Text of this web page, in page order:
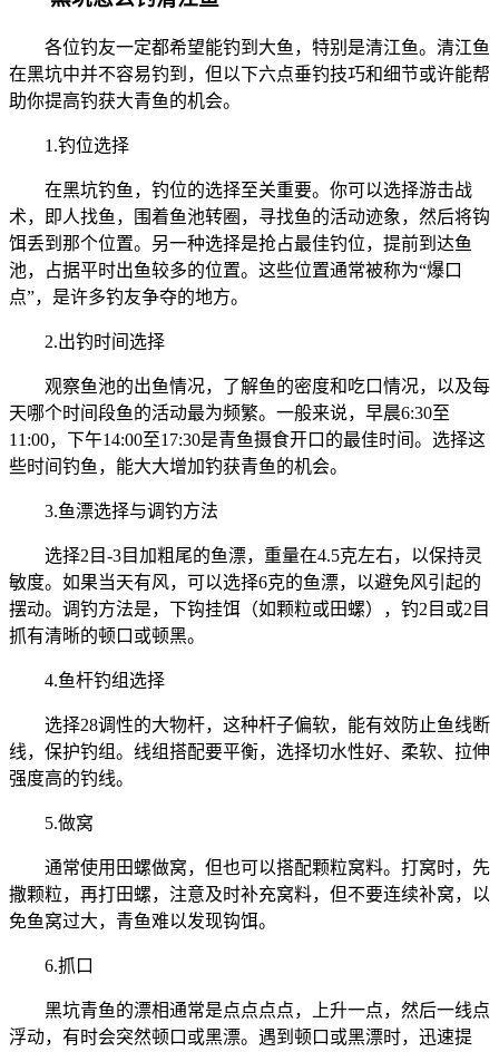
各位钓友一定都希望能钓到大鱼，特别是清江鱼。清江鱼
在黑坑中并不容易钓到，但以下六点垂钓技巧和细节或许能帮
助你提高钓获大青鱼的机会。
1.钓位选择
在黑坑钓鱼，钓位的选择至关重要。你可以选择游击战
术，即人找鱼，围着鱼池转圈，寻找鱼的活动迹象，然后将钩
饵丢到那个位置。另一种选择是抢占最佳钓位，提前到达鱼
池，占据平时出鱼较多的位置。这些位置通常被称为“爆口
点”，是许多钓友争夺的地方。
2.出钓时间选择
观察鱼池的出鱼情况，了解鱼的密度和吃口情况，以及每
天哪个时间段鱼的活动最为频繁。一般来说，早晨6:30至
11:00，下午14:00至17:30是青鱼摄食开口的最佳时间。选择这
些时间钓鱼，能大大增加钓获青鱼的机会。
3.鱼漂选择与调钓方法
选择2目-3目加粗尾的鱼漂，重量在4.5克左右，以保持灵
敏度。如果当天有风，可以选择6克的鱼漂，以避免风引起的
摆动。调钓方法是，下钩挂饵（如颗粒或田螺），钓2目或2目
抓有清晰的顿口或顿黑。
4.鱼杆钓组选择
选择28调性的大物杆，这种杆子偏软，能有效防止鱼线断
线，保护钓组。线组搭配要平衡，选择切水性好、柔软、拉伸
强度高的钓线。
5.做窝
通常使用田螺做窝，但也可以搭配颗粒窝料。打窝时，先
撒颗粒，再打田螺，注意及时补充窝料，但不要连续补窝，以
免鱼窝过大，青鱼难以发现钩饵。
6.抓口
黑坑青鱼的漂相通常是点点点点，上升一点，然后一线点
浮动，有时会突然顿口或黑漂。遇到顿口或黑漂时，迅速提